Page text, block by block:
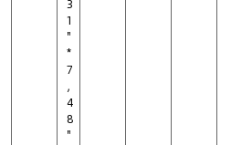
3
1
"
*
7
,
4
8
"